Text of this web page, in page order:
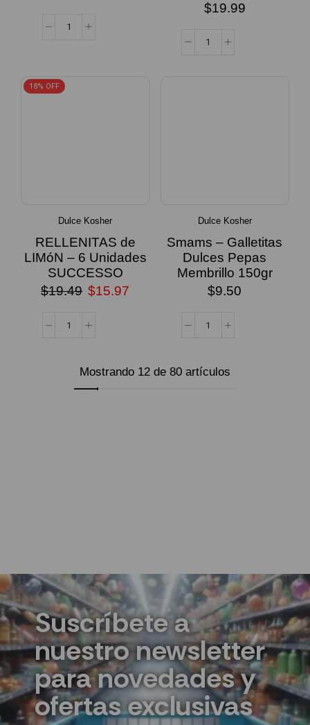
$19.99
18% OFF
Dulce Kosher
RELLENITAS de
LIMóN – 6 Unidades
SUCCESSO
$19.49 $15.97
Dulce Kosher
Smams – Galletitas
Dulces Pepas
Membrillo 150gr
$9.50
Mostrando 12 de 80 artículos
Suscríbete a
nuestro newsletter
para novedades y
ofertas exclusivas